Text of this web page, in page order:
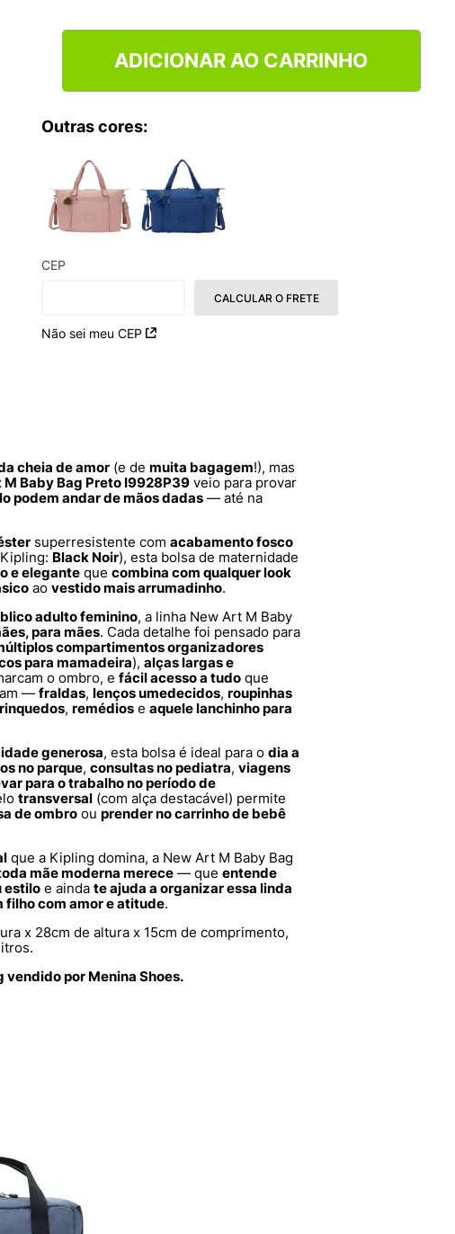
ADICIONAR AO CARRINHO
Outras cores:
CEP
Não sei meu CEP
CALCULAR O FRETE
cheia de amor (e de muita bagagem!), mas
Baby Bag Preto I9928P39 veio para provar
podem andar de mãos dadas — até na
superresistente com acabamento fosco
Black Noir), esta bolsa de maternidade
e elegante que combina com qualquer look
ao vestido mais arrumadinho.
adulto feminino, a linha New Art M Baby
para mães. Cada detalhe foi pensado para
compartimentos organizadores
para mamadeira), alças largas e
o ombro, e fácil acesso a tudo que
— fraldas, lenços umedecidos, roupinhas
, remédios e aquele lanchinho para
generosa, esta bolsa é ideal para o dia a
no parque, consultas no pediatra, viagens
para o trabalho no período de
transversal (com alça destacável) permite
de ombro ou prender no carrinho de bebê
que a Kipling domina, a New Art M Baby Bag
mãe moderna merece — que entende
estilo e ainda te ajuda a organizar essa linda
filho com amor e atitude.
x 28cm de altura x 15cm de comprimento,
por Menina Shoes.